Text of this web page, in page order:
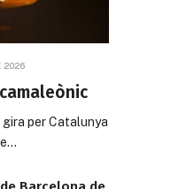
2026
gira per Catalunya